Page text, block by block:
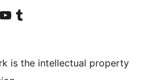
accountaccount
Visit our YouTube channel
Visit our Tumblr account
is the intellectual property